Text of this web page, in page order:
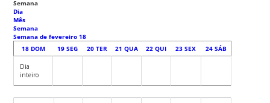
Semana
Dia
Mês
Semana
Semana de fevereiro 18
18 DOM 19 SEG 20 TER 21 QUA 22 QUI 23 SEX 24 SÁB
Dia
inteiro